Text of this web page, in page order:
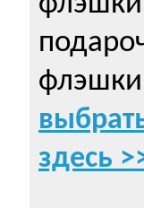
здесь